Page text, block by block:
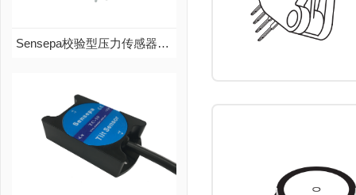
Sensepa校验型压力传感器SPU系列
品牌：Sensepa
说明：Sensepa压力传感器SPU系列，带温度补偿，mV信号输出，零点和满量程校准，可接受非标定制...